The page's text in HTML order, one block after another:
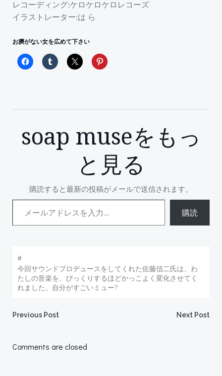
レコーディング:ケロケロケロレコーズ
イラストレーター:は ら
お臍がない女を広めて下さい
soap museをもっ
と見る
購読すると最新の投稿がメールで送信されます。
メールアドレスを入力...
購読
#
今回サウンドプロデュースをしてくれた佐藤信二氏は、わ
たしの音楽を、びっくりするほどかっこよく変化させてく
れました。自分がすごいミュー?
Post
navigation
Previous Post Next Post
Comments are closed